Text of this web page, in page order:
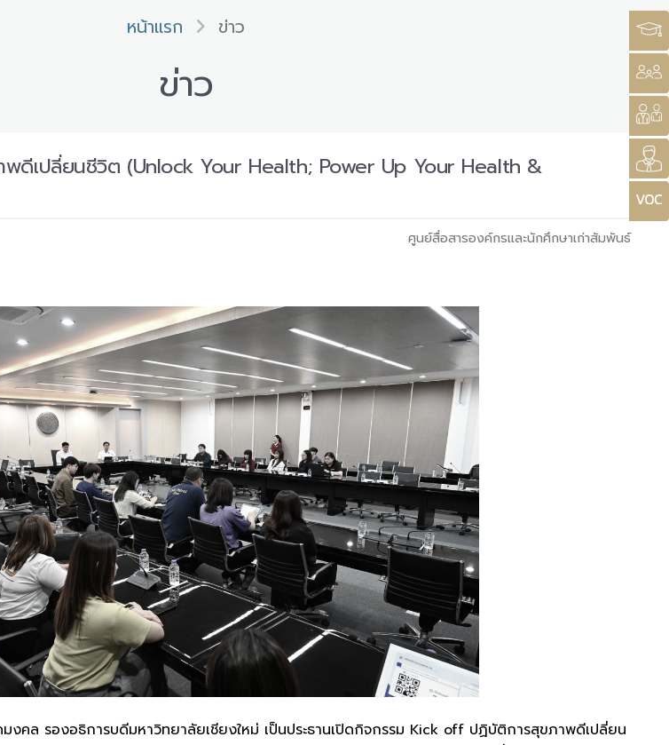
หน้าแรก ข่าว
ข่าว
ดีเปลี่ยนชีวิต (Unlock Your Health; Power Up Your Health &
ศูนย์สื่อสารองค์กรและนักศึกษาเก่าสัมพันธ์
รองอธิการบดีมหาวิทยาลัยเชียงใหม่ เป็นประธานเปิดกิจกรรม Kick off ปฏิบัติการสุขภาพดีเปลี่ยน